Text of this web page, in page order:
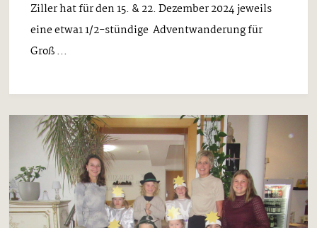
Ziller hat für den 15. & 22. Dezember 2024 jeweils
eine etwa1 1/2-stündige Adventwanderung für
Groß ...